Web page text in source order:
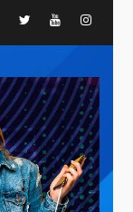
TwitterYoutube
obras
CARIBE
HORA
drones
un